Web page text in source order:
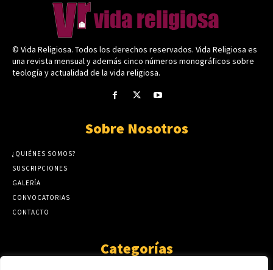
© Vida Religiosa. Todos los derechos reservados. Vida Religiosa es
una revista mensual y además cinco números monográficos sobre
teología y actualidad de la vida religiosa.
Sobre Nosotros
¿QUIÉNES SOMOS?
SUSCRIPCIONES
GALERÍA
CONVOCATORIAS
CONTACTO
Categorías